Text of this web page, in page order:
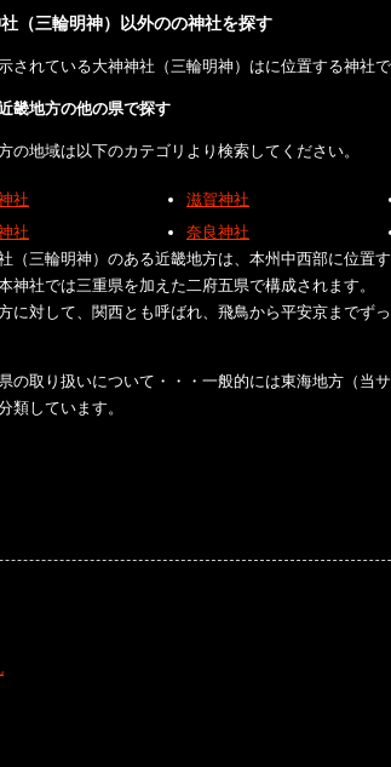
（三輪明神）以外のの神社を探す
されている大神神社（三輪明神）はに位置する神社で
畿地方の他の県で探す
の地域は以下のカテゴリより検索してください。
社 滋賀神社
社
奈良神社
（三輪明神）のある近畿地方は、本州中西部に位置
神社では三重県を加えた二府五県で構成されます。
に対して、関西とも呼ばれ、飛鳥から平安京までず
の取り扱いについて・・・一般的には東海地方（当
類しています。